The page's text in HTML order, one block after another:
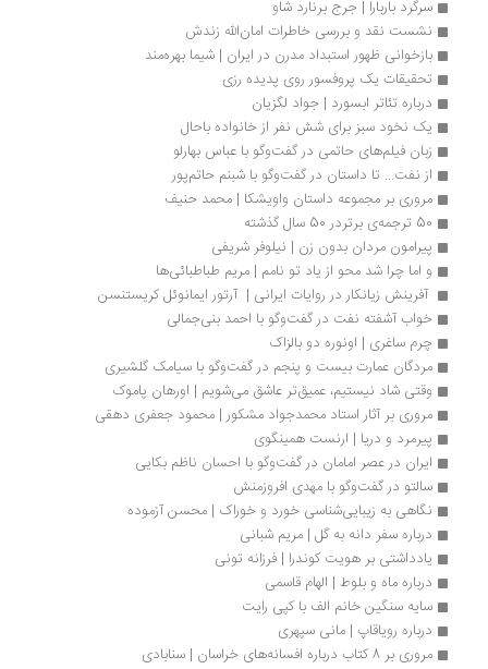
سرگرد باربارا | جرج برنارد شاو
نشست نقد و بررسی خاطرات امان‌الله زندش
بازخوانی ظهور استبداد مدرن در ایران | شیما بهره‌مند
تحقیقات یک پروفسور روی پدیده رزی
درباره تئاتر ابسورد | جواد لگزیان
یک نخود سبز برای شش نفر از خانواده باحال
زبان فیلم‌های حاتمی در گفت‌وگو با عباس بهارلو
از نفت... تا داستان در گفت‌وگو با شبنم حاتم‌پور
مروری بر مجموعه داستان واویشکا | محمد حنیف
پیرامون مردان بدون زن | نیلوفر شریفی
و اما چرا شد محو از یاد تو نامم | مریم طباطبائی‌ها
آفرینش زیانکار در روایات ایرانی |  آرتور ایمانوئل کریستنسن
خواب آشفته نفت در گفت‌وگو با احمد بنی‌جمالی
چرم ساغری | اونوره دو بالزاک
مردگان عمارت بیست و پنجم در گفت‌وگو با سیامک گلشیری
وقتی شاد نیستیم، عمیق‌تر عاشق می‌شویم | اورهان پاموک
مروری بر آثار استاد محمدجواد مشکور | محمود جعفری دهقی
پیرمرد و دریا | ارنست همینگوی
ایران در عصر امامان در گفت‌وگو با احسان ناظم بکایی
سالتو در گفت‌وگو با مهدی افروزمنش
نگاهی به زیبایی‌شناسی‌ خورد و خوراک | محسن آزموده
درباره سفر دانه به گل | مریم شبانی
یادداشتی بر هویت کوندرا | فرزانه تونی
درباره ماه و بلوط | الهام قاسمی
سایه سنگین خانم الف با کپی رایت
درباره رویاقاپ | مانی سپهری
مروری بر 8 کتاب درباره افسانه‌های خراسان | سنابادی